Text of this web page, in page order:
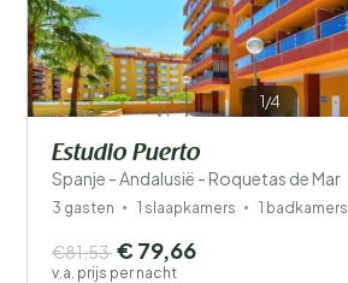
1/4
Estudio Puerto
Spanje - Andalusië - Roquetas de Mar
3 gasten 1 slaapkamers 1 badkamers
€81,53 € 79,66
v.a. prijs per nacht